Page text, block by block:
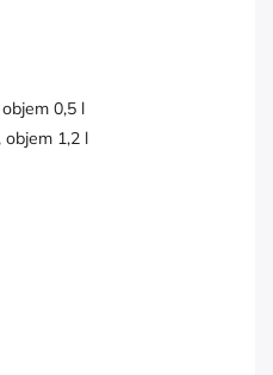
0,5 l
objem 1,2 l